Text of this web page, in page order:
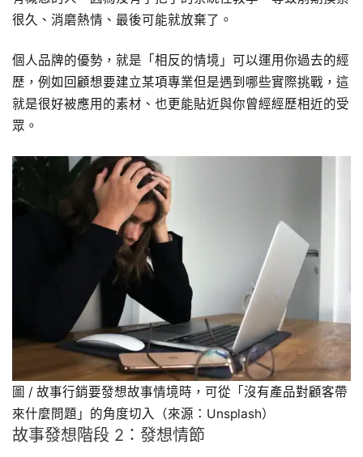
很久、消磨熱情、最後可能就放棄了。
個人品牌的優勢，就是「相反的情境」可以運用你過去的經
歷，例如回顧想要建立某項專業但是遇到哪些實際挑戰，這
就是很好被應用的素材、也更能貼近與你曾經經歷相近的受
眾。
圖 / 故事行銷要發想故事情境時，可從「沒有產品對顧客帶
來什麼問題」的角度切入（來源：Unsplash）
故事發想階段 2：發想情節